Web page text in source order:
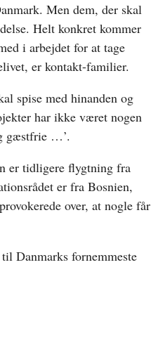
Men dem, der skal
Helt konkret kommer
i arbejdet for at tage
er kontakt-familier.
spise med hinanden og
har ikke været nogen
gæstfrie …’.
er tidligere flygtning fra
er fra Bosnien,
over, at nogle får
Danmarks fornemmeste